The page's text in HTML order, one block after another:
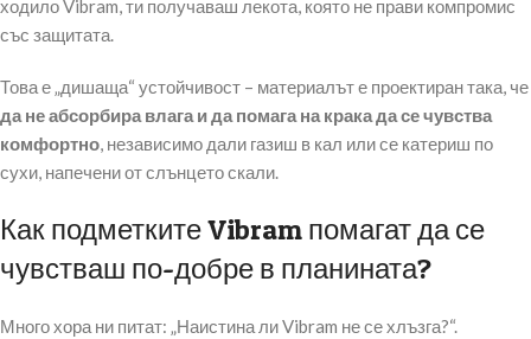
ходило Vibram, ти получаваш лекота, която не прави компромис
със защитата.
Това е „дишаща“ устойчивост – материалът е проектиран така, че
да не абсорбира влага и да помага на крака да се чувства
комфортно, независимо дали газиш в кал или се катериш по
сухи, напечени от слънцето скали.
Как подметките Vibram помагат да се
чувстваш по-добре в планината?
Много хора ни питат: „Наистина ли Vibram не се хлъзга?“.